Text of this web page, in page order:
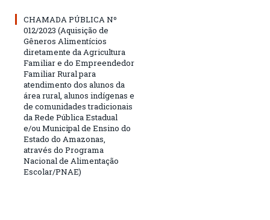
CHAMADA PÚBLICA Nº
012/2023 (Aquisição de
Gêneros Alimentícios
diretamente da Agricultura
Familiar e do Empreendedor
Familiar Rural para
atendimento dos alunos da
área rural, alunos indígenas e
de comunidades tradicionais
da Rede Pública Estadual
e/ou Municipal de Ensino do
Estado do Amazonas,
através do Programa
Nacional de Alimentação
Escolar/PNAE)